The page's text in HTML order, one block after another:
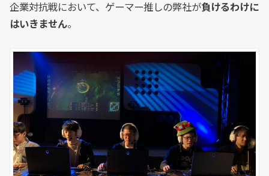
企業対抗戦において、ゲーマー推しの弊社が負けるわけに
はいきません。